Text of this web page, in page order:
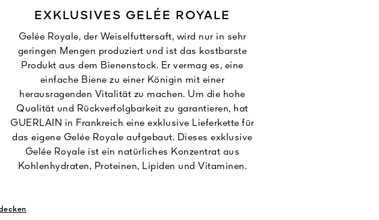
EXKLUSIVES GELÉE ROYALE
Gelée Royale, der Weiselfuttersaft, wird nur in sehr
geringen Mengen produziert und ist das kostbarste
Produkt aus dem Bienenstock. Er vermag es, eine
einfache Biene zu einer Königin mit einer
herausragenden Vitalität zu machen. Um die hohe
Qualität und Rückverfolgbarkeit zu garantieren, hat
GUERLAIN in Frankreich eine exklusive Lieferkette für
das eigene Gelée Royale aufgebaut. Dieses exklusive
Gelée Royale ist ein natürliches Konzentrat aus
Kohlenhydraten, Proteinen, Lipiden und Vitaminen.